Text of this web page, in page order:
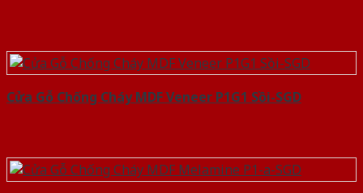
Cửa Gỗ Chống Cháy MDF Veneer P1G1 Sồi-SGD